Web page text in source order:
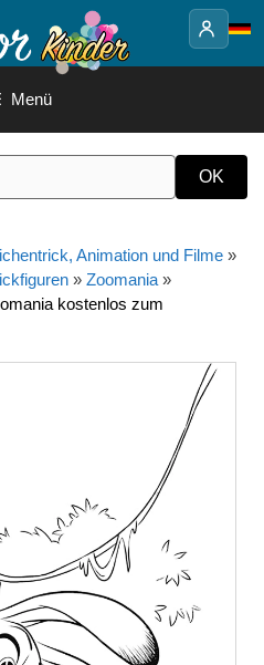
Menü
Animation und Filme »
» Zoomania »
kostenlos zum